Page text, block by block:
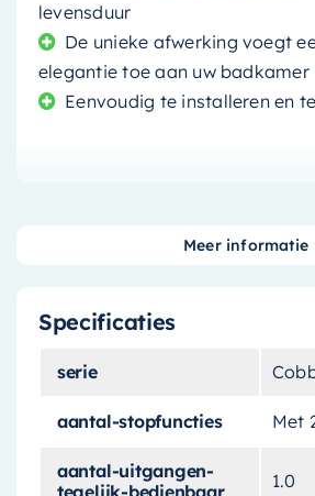
levensduur
De unieke afwerking voegt
elegantie toe aan uw badkamer
Eenvoudig te installeren en
Maak uw badkamer compleet
inbouwthermostaat is
controle over uw waterstroom
Strak Ontwerp en
Kwaliteitsconstructie
Specificaties
serie
aantal-stopfuncties Met
aantal-uitgangen-
1.0
Meer informatie